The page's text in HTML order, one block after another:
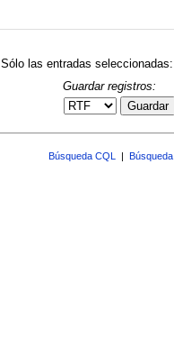
Sólo las entradas seleccionadas:
Guardar registros:
Guardar
Búsqueda CQL